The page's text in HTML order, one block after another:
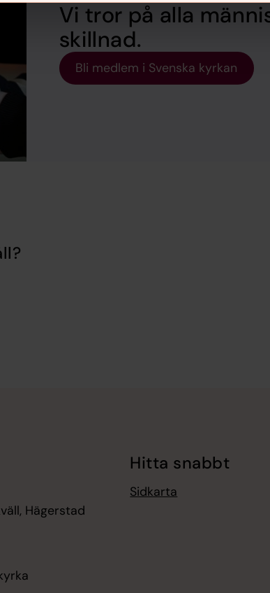
Vi tror på alla
skillnad.
Bli medlem i Svenska kyrkan
Hägerstad
Hitta snabbt
Sidkarta